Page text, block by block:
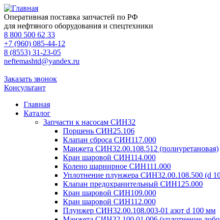
Оперативная поставка запчастей по РФ
для нефтяного оборудования и спецтехники
8 800 500 62 33
+7 (960) 085-44-12
8 (8553) 31-23-05
neftemashtd@yandex.ru
Заказать звонок
Консультант
Главная
Каталог
Запчасти к насосам СИН32
Поршень СИН25.106
Клапан сброса СИН117.000
Манжета СИН32.00.108.512 (полиуретановая)
Кран шаровой СИН114.000
Колено шарнирное СИН111.000
Уплотнение плунжера СИН32.00.108.500 (d
Клапан предохранительный СИН125.000
Кран шаровой СИН109.000
Кран шаровой СИН112.000
Плунжер СИН32.00.108.003-01 азот d 100 мм